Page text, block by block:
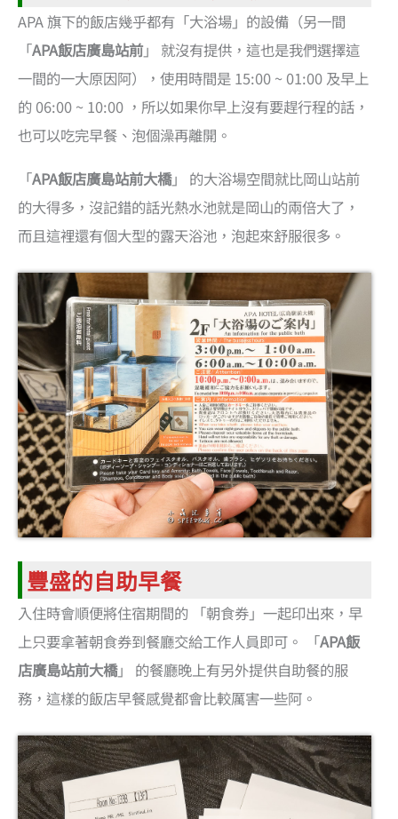
APA 旗下的飯店幾乎都有「大浴場」的設備（另一間
「APA飯店廣島站前」 就沒有提供，這也是我們選擇這
一間的一大原因阿），使用時間是 15:00 ~ 01:00 及早上
的 06:00 ~ 10:00 ，所以如果你早上沒有要趕行程的話，
也可以吃完早餐、泡個澡再離開。
「APA飯店廣島站前大橋」 的大浴場空間就比岡山站前
的大得多，沒記錯的話光熱水池就是岡山的兩倍大了，
而且這裡還有個大型的露天浴池，泡起來舒服很多。
豐盛的自助早餐
入住時會順便將住宿期間的 「朝食券」一起印出來，早
上只要拿著朝食券到餐廳交給工作人員即可。 「APA飯
店廣島站前大橋」 的餐廳晚上有另外提供自助餐的服
務，這樣的飯店早餐感覺都會比較厲害一些阿。